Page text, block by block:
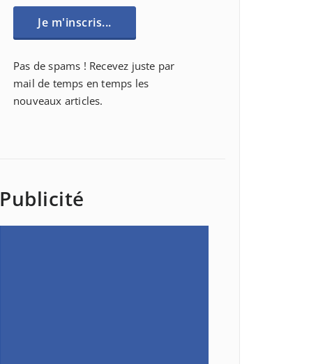
Pas de spams ! Recevez juste par
mail de temps en temps les
nouveaux articles.
Publicité